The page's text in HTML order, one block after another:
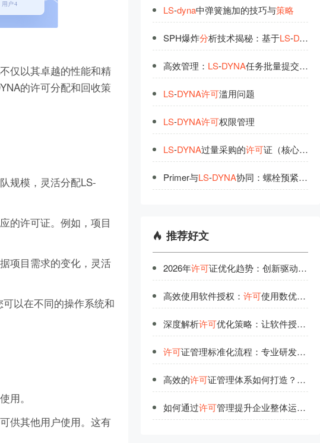
仅以其卓越的性能和精
的许可分配和回收策
规模，灵活分配LS-
的许可证。例如，项目
项目需求的变化，灵活
以在不同的操作系统和
用。
供其他用户使用。这有
LS-dyna中弹簧施加的技巧与策略
SPH爆炸分析技术揭秘：基于LS-DYNA
高效管理： LS-DYNA任务批量提交策
LS-DYNA许可滥用问题
LS-DYNA许可权限管理
LS-DYNA过量采购的许可证（核心数）内部调剂与跨项目共享
Primer与LS-DYNA协同：螺栓预紧力施加
推荐好文
2026年许可证优化趋势：创新驱动下的高效管理模式
高效使用软件授权： 许可使用数优化的科学方法
深度解析许可优化策略：让软件授权不再浪费
许可证管理标准化流程：专业研发团队的经验总结
高效的许可证管理体系如何打造？行业领先者经验分享
如何通过许可管理提升企业整体运营效率？